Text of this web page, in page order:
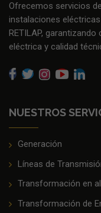
Ofrecemos servicios
instalaciones
RETILAP,
eléctrica y calidad
NUESTROS
Generación
Líneas de
Transformación en
Transformación de